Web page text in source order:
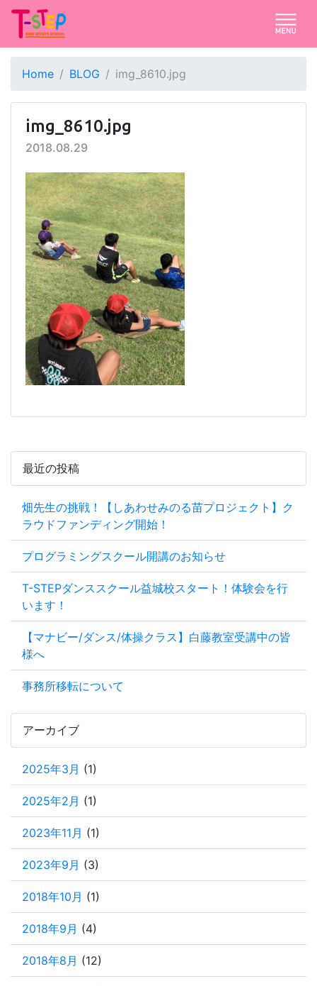
Home BLOG img_8610.jpg
img_8610.jpg
2018.08.29
最近の投稿
畑先生の挑戦！【しあわせみのる苗プロジェクト】ク
ラウドファンディング開始！
プログラミングスクール開講のお知らせ
T-STEPダンススクール益城校スタート！体験会を行
います！
【マナビー/ダンス/体操クラス】白藤教室受講中の皆
様へ
事務所移転について
アーカイブ
2025年3月 (1)
2025年2月 (1)
2023年11月 (1)
2023年9月 (3)
2018年10月 (1)
2018年9月 (4)
2018年8月 (12)